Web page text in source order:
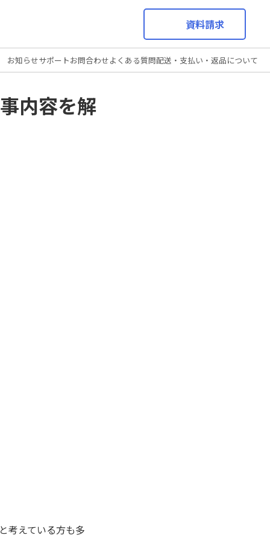
資料請求
お知らせサポートお問合わせよくある質問配送・支払い・返品について
内容を解
考えている方も多